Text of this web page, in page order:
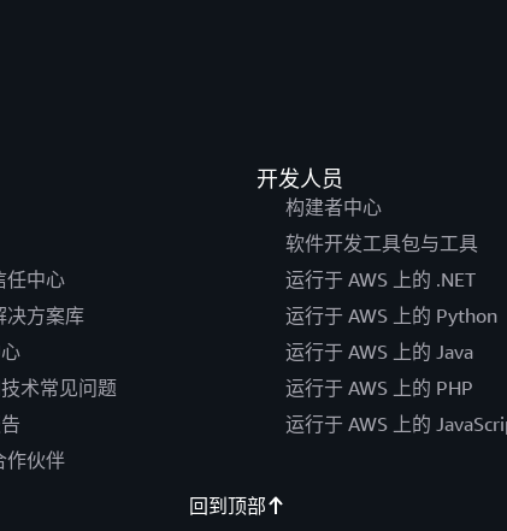
任中心
决方案库
术常见问题
作伙伴
开发人员
构建者中心
软件开发工具包与工具
运行于 AWS 上的 .NET
运行于 AWS 上的 Python
运行于 AWS 上的 Java
运行于 AWS 上的 PHP
运行于 AWS 上的
回到顶部